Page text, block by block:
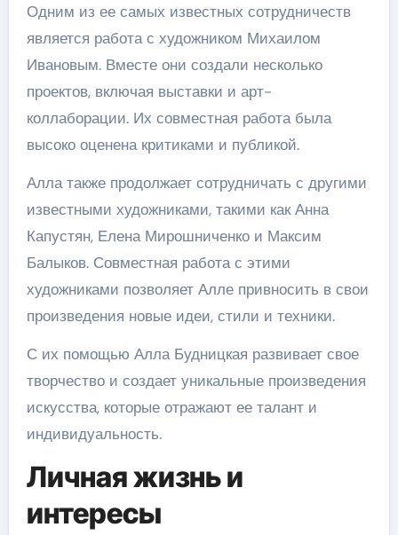
Одним из ее самых известных сотрудничеств
является работа с художником Михаилом
Ивановым. Вместе они создали несколько
проектов, включая выставки и арт-
коллаборации. Их совместная работа была
высоко оценена критиками и публикой.
Алла также продолжает сотрудничать с другими
известными художниками, такими как Анна
Капустян, Елена Мирошниченко и Максим
Балыков. Совместная работа с этими
художниками позволяет Алле привносить в свои
произведения новые идеи, стили и техники.
С их помощью Алла Будницкая развивает свое
творчество и создает уникальные произведения
искусства, которые отражают ее талант и
индивидуальность.
Личная жизнь и
интересы